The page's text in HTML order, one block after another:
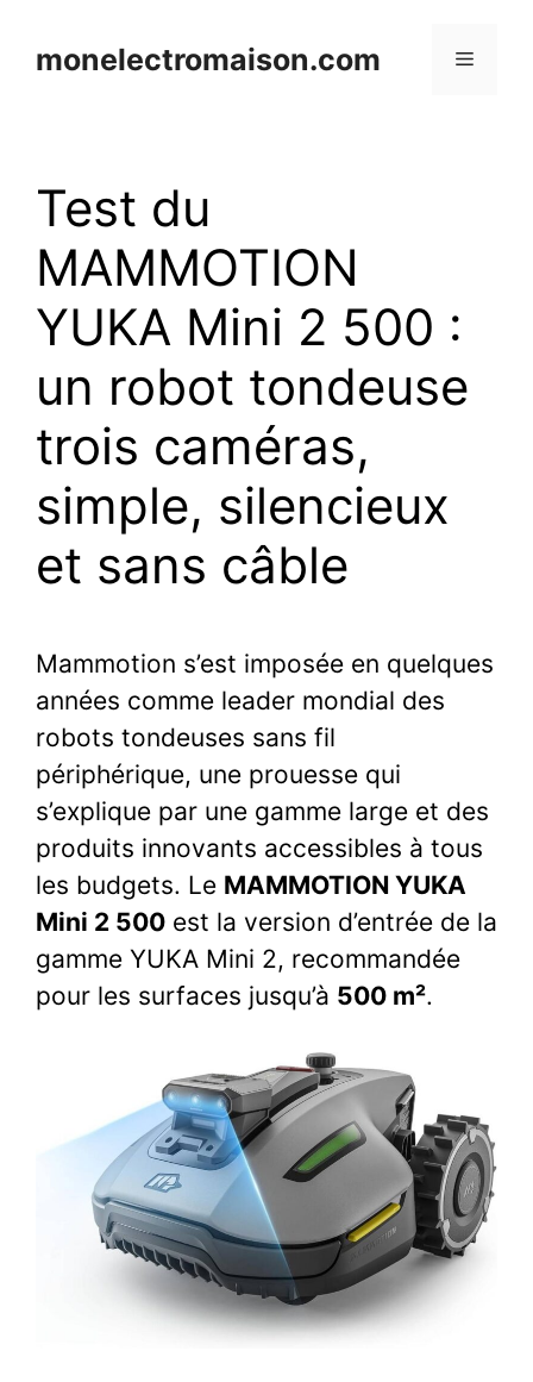
monelectromaison.com Menu
Test du
MAMMOTION
YUKA Mini 2 500 :
un robot tondeuse
trois caméras,
simple, silencieux
et sans câble
Mammotion s’est imposée en quelques
années comme leader mondial des
robots tondeuses sans fil
périphérique, une prouesse qui
s’explique par une gamme large et des
produits innovants accessibles à tous
les budgets. Le MAMMOTION YUKA
Mini 2 500 est la version d’entrée de la
gamme YUKA Mini 2, recommandée
pour les surfaces jusqu’à 500 m².